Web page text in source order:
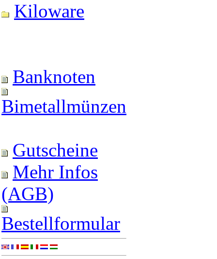
Kiloware
Banknoten
Bimetallmünzen
Gutscheine
Mehr Infos
(AGB)
Bestellformular